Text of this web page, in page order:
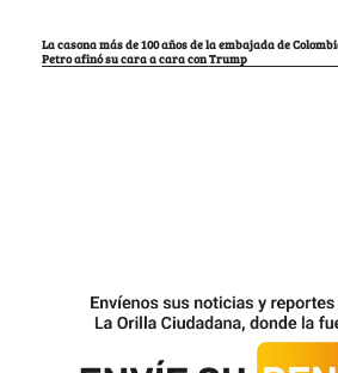
La casona más de 100 años de la embajada de
Petro afinó su cara a cara con Trump